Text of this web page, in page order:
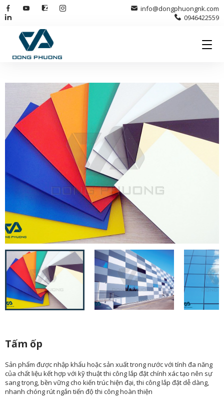
info@dongphuongnk.com
0946422559
Tấm ốp
Sản phẩm được nhập khẩu hoặc sản xuất trong nước với tính đa năng
của chất liệu kết hợp với kỹ thuật thi công lắp đặt chính xác tạo nên sự
sang trọng, bền vững cho kiến trúc hiện đại, thi công lắp đặt dễ dàng,
nhanh chóng rút ngắn tiến độ thi công hoàn thiện